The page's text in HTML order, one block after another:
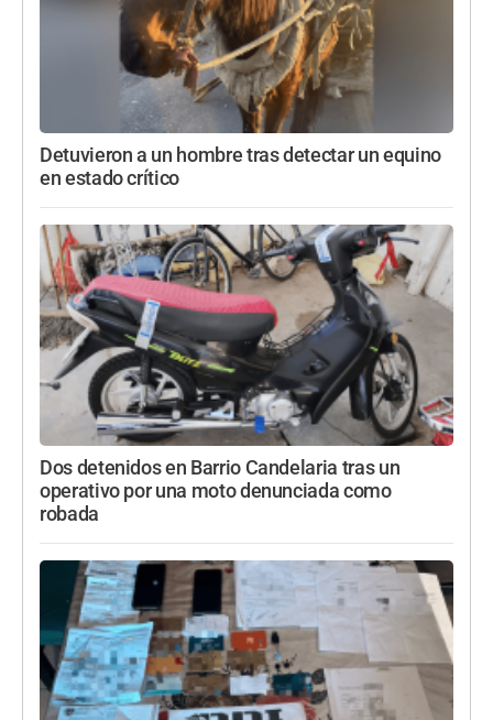
Detuvieron a un hombre tras detectar un equino
en estado crítico
Dos detenidos en Barrio Candelaria tras un
operativo por una moto denunciada como
robada